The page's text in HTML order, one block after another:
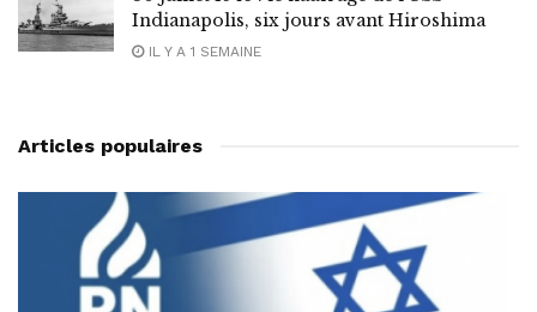
Indianapolis, six jours avant Hiroshima
IL Y A 1 SEMAINE
Articles populaires